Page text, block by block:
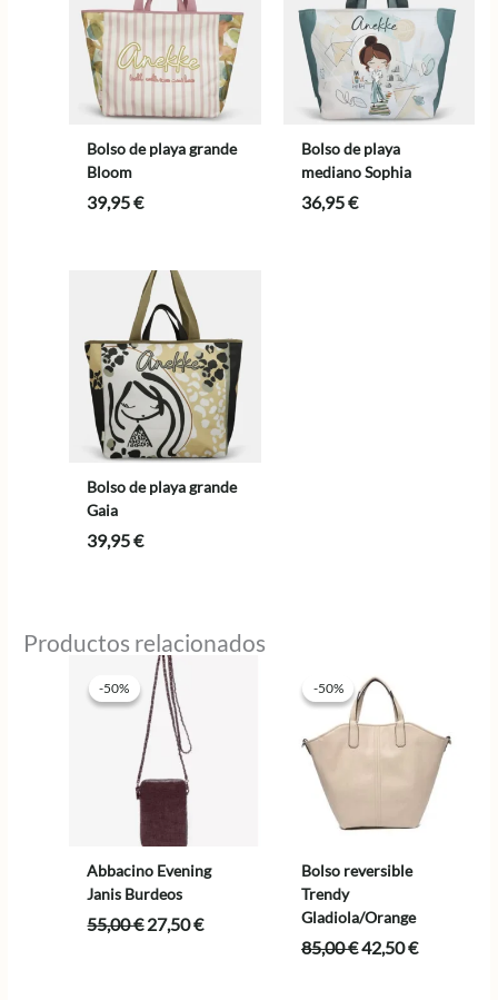
Bolso de playa grande
Bloom
39,95€
Bolso de playa
mediano Sophia
36,95€
Bolso de playa grande
Gaia
39,95€
Productos relacionados
-50%
-50%
Abbacino Evening
Janis Burdeos
55,00€El
27,50€El
-50%
-50%
Bolso reversible
Trendy
Gladiola/Orange
85,00€El
42,50€El